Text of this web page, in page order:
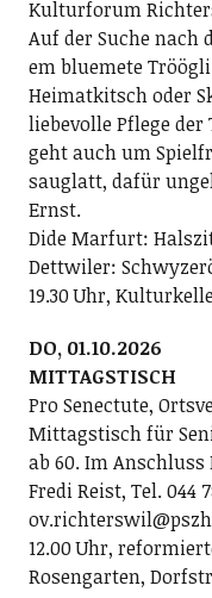
Kulturforum
Auf der Suche nach
em bluemete
Heimatkitsch oder
liebevolle Pflege
geht auch um
sauglatt, dafür
Ernst.
Dide Marfurt:
Dettwiler:
19.30 Uhr,
DO, 01.10.2026
MITTAGSTISCH
Pro Senectute,
Mittagstisch für
ab 60. Im
Fredi Reist, Tel. 044
12.00 Uhr,
Rosengarten,